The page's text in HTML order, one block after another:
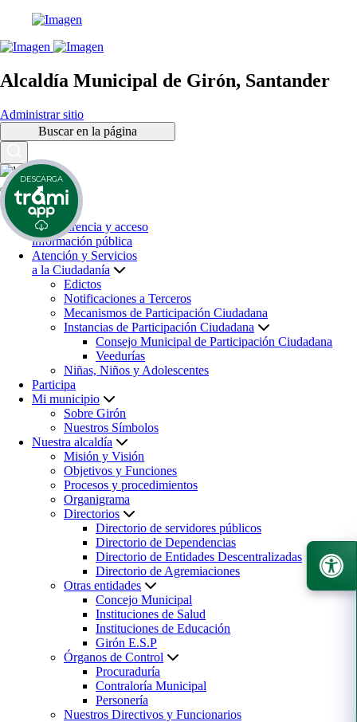
Alcaldía Municipal de Girón, Santander
Administrar sitio
Buscar en la página
Inicio
Transparencia y acceso
información pública
Atención y Servicios
a la Ciudadanía
Edictos
Notificaciones a Terceros
Mecanismos de Participación Ciudadana
Instancias de Participación Ciudadana
Consejo Municipal de Participación Ciudadana
Veedurías
Niñas, Niños y Adolescentes
Participa
Mi municipio
Sobre Girón
Nuestros Símbolos
Nuestra alcaldía
Misión y Visión
Objetivos y Funciones
Procesos y procedimientos
Organigrama
Directorios
Directorio de servidores públicos
Directorio de Dependencias
Directorio de Entidades Descentralizadas
Directorio de Agremiaciones
Otras entidades
Concejo Municipal
Instituciones de Salud
Instituciones de Educación
Girón E.S.P
Órganos de Control
Procuraduría
Contraloría Municipal
Personería
Nuestros Directivos y Funcionarios
DESCARGA